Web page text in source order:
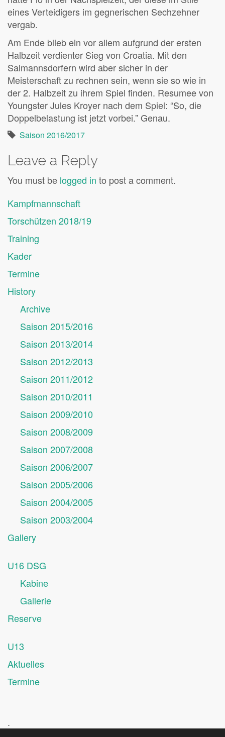
eines Verteidigers im gegnerischen Sechzehner
vergab.
Am Ende blieb ein vor allem aufgrund der ersten
Halbzeit verdienter Sieg von Croatia. Mit den
Salmannsdorfern wird aber sicher in der
Meisterschaft zu rechnen sein, wenn sie so wie in
der 2. Halbzeit zu ihrem Spiel finden. Resumee von
Youngster Jules Kroyer nach dem Spiel: “So, die
Doppelbelastung ist jetzt vorbei.” Genau.
Saison 2016/2017
Leave a Reply
You must be logged in to post a comment.
Kampfmannschaft
Torschützen 2018/19
Training
Kader
Termine
History
Archive
Saison 2015/2016
Saison 2013/2014
Saison 2012/2013
Saison 2011/2012
Saison 2010/2011
Saison 2009/2010
Saison 2008/2009
Saison 2007/2008
Saison 2006/2007
Saison 2005/2006
Saison 2004/2005
Saison 2003/2004
Gallery
U16 DSG
Kabine
Gallerie
Reserve
U13
Aktuelles
Termine
.